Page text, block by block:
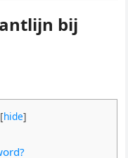
bij
[hide]